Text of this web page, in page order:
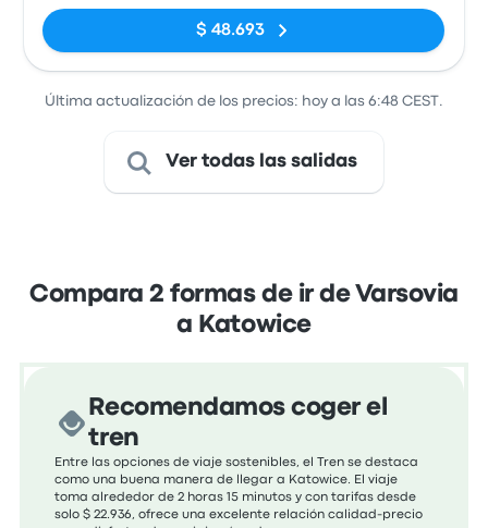
$ 48.693
Última actualización de los precios: hoy a las 6:48 CEST.
Ver todas las salidas
Compara 2 formas de ir de Varsovia
a Katowice
Recomendamos coger el
tren
Entre las opciones de viaje sostenibles, el Tren se destaca
como una buena manera de llegar a Katowice. El viaje
toma alrededor de 2 horas 15 minutos y con tarifas desde
solo $ 22.936, ofrece una excelente relación calidad-precio